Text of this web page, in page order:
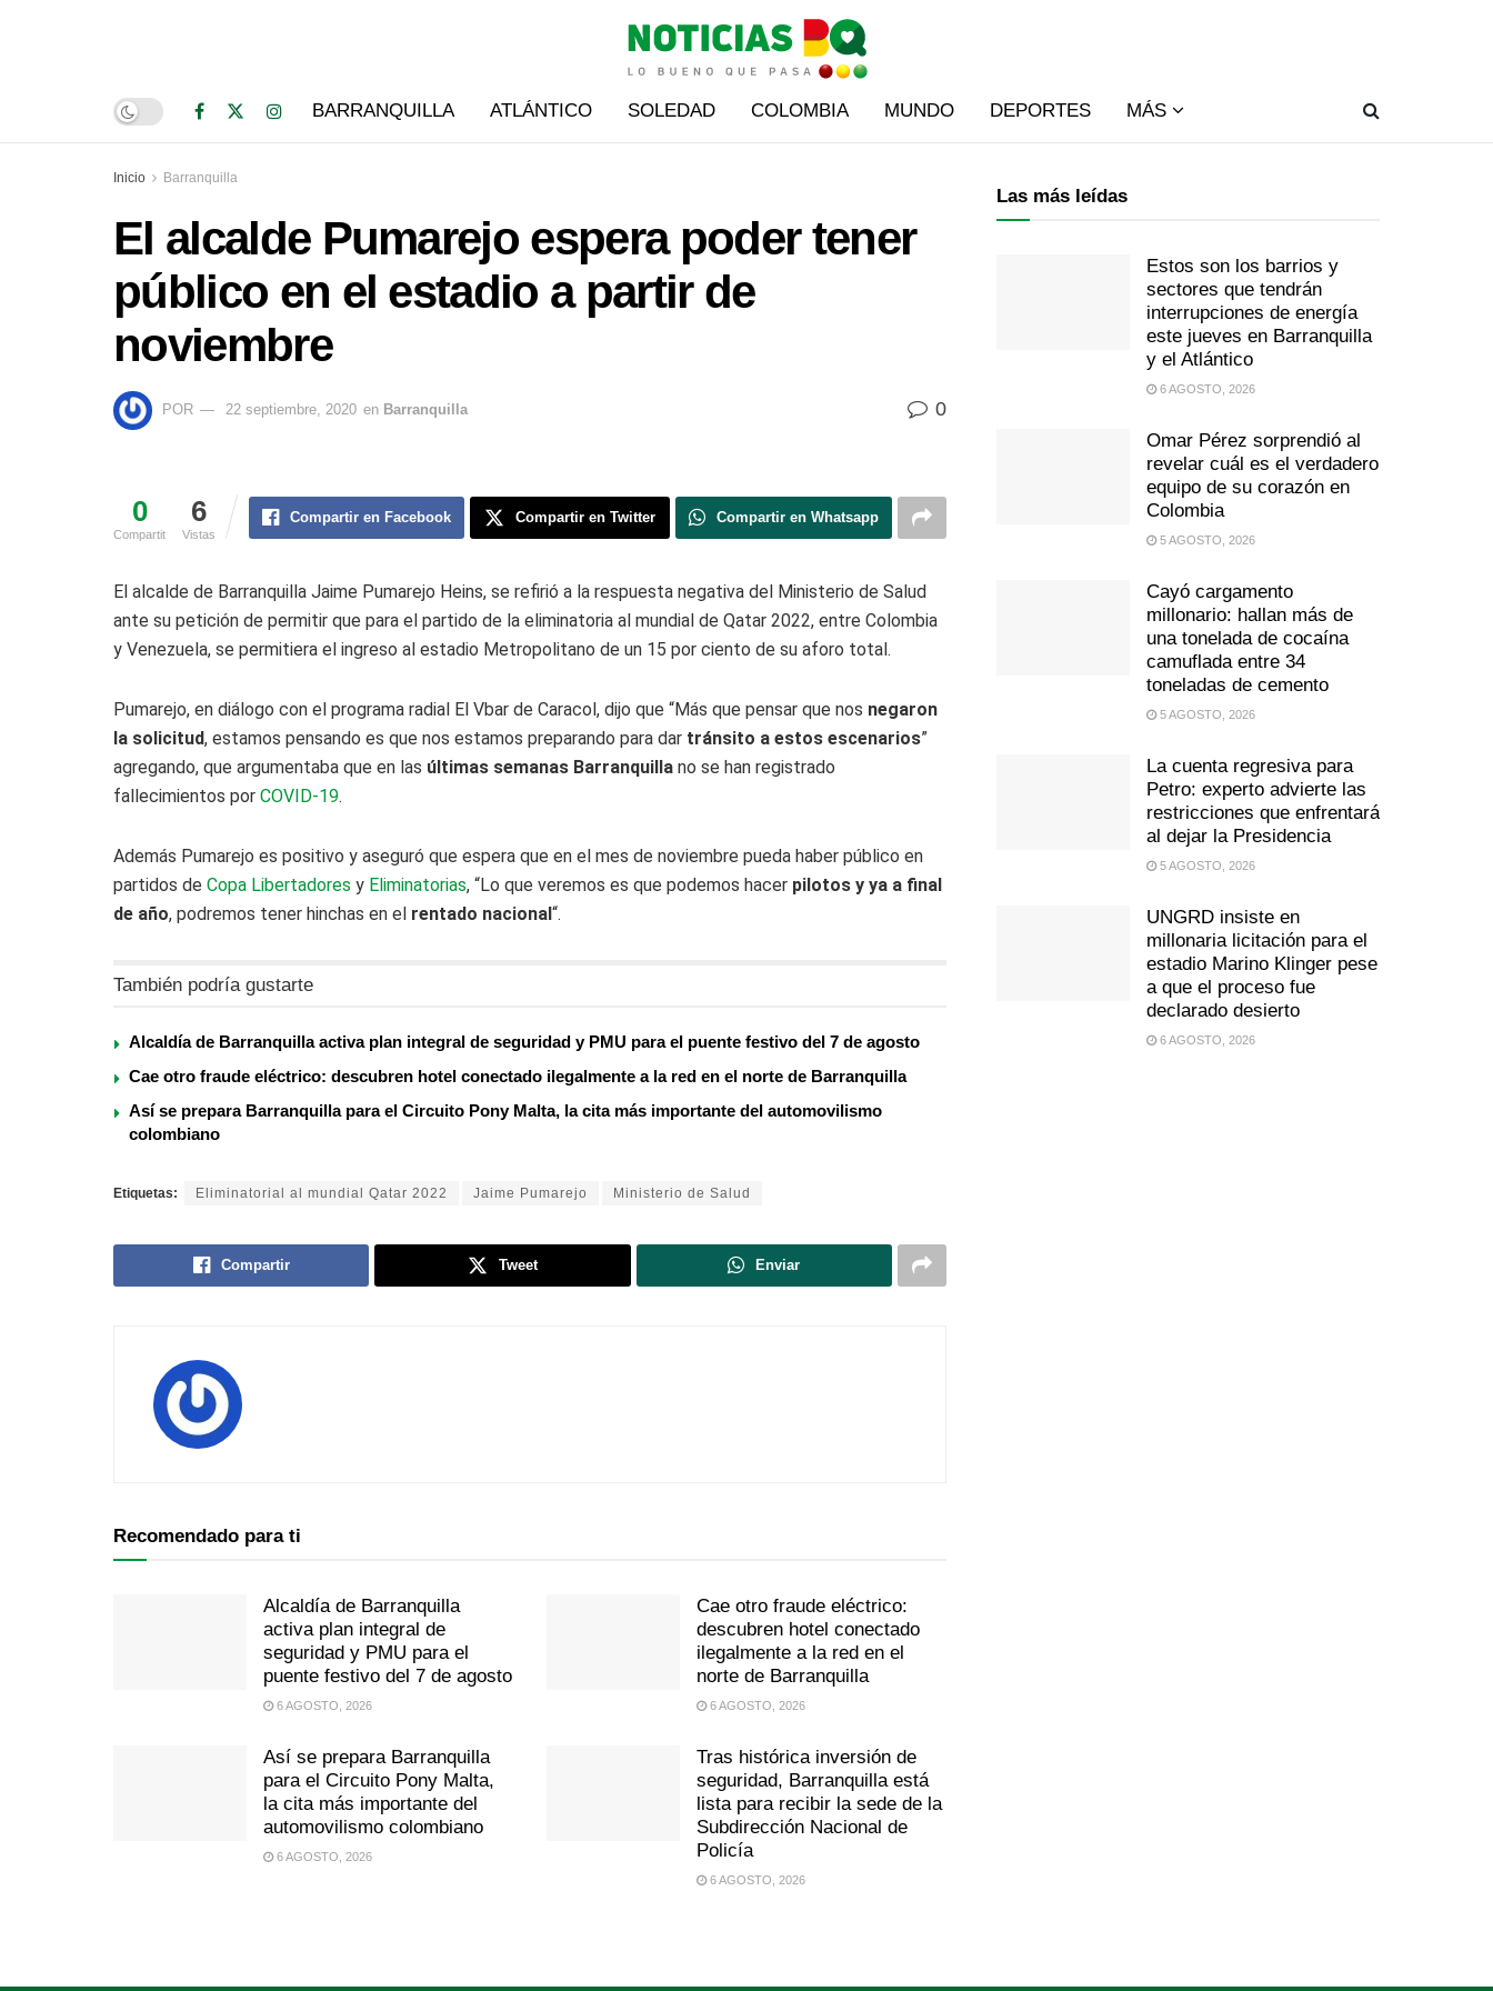
BARRANQUILLA ATLÁNTICO SOLEDAD COLOMBIA MUNDO DEPORTES MÁS
Inicio Barranquilla
El alcalde Pumarejo espera poder tener
público en el estadio a partir de
noviembre
POR 22 septiembre, 2020 en Barranquilla 0
0
Compartit
6
Vistas
Compartir en Facebook Compartir en Twitter Compartir en Whatsapp
El alcalde de Barranquilla Jaime Pumarejo Heins, se refirió a la respuesta negativa del Ministerio de Salud
ante su petición de permitir que para el partido de la eliminatoria al mundial de Qatar 2022, entre Colombia
y Venezuela, se permitiera el ingreso al estadio Metropolitano de un 15 por ciento de su aforo total.
Pumarejo, en diálogo con el programa radial El Vbar de Caracol, dijo que “Más que pensar que nos negaron
la solicitud, estamos pensando es que nos estamos preparando para dar tránsito a estos escenarios”
agregando, que argumentaba que en las últimas semanas Barranquilla no se han registrado
fallecimientos por COVID-19.
Además Pumarejo es positivo y aseguró que espera que en el mes de noviembre pueda haber público en
partidos de Copa Libertadores y Eliminatorias, “Lo que veremos es que podemos hacer pilotos y ya a final
de año, podremos tener hinchas en el rentado nacional“.
También podría gustarte
Alcaldía de Barranquilla activa plan integral de seguridad y PMU para el puente festivo del 7 de agosto
Cae otro fraude eléctrico: descubren hotel conectado ilegalmente a la red en el norte de Barranquilla
Así se prepara Barranquilla para el Circuito Pony Malta, la cita más importante del automovilismo
colombiano
Etiquetas: Eliminatorial al mundial Qatar 2022 Jaime Pumarejo Ministerio de Salud
Compartir Tweet Enviar
Recomendado para ti
Alcaldía de Barranquilla
activa plan integral de
seguridad y PMU para el
puente festivo del 7 de agosto
6 AGOSTO, 2026
Cae otro fraude eléctrico:
descubren hotel conectado
ilegalmente a la red en el
norte de Barranquilla
6 AGOSTO, 2026
Así se prepara Barranquilla
para el Circuito Pony Malta,
la cita más importante del
automovilismo colombiano
6 AGOSTO, 2026
Tras histórica inversión de
seguridad, Barranquilla está
lista para recibir la sede de la
Subdirección Nacional de
Policía
6 AGOSTO, 2026
Las más leídas
Estos son los barrios y
sectores que tendrán
interrupciones de energía
este jueves en Barranquilla
y el Atlántico
6 AGOSTO, 2026
Omar Pérez sorprendió al
revelar cuál es el verdadero
equipo de su corazón en
Colombia
5 AGOSTO, 2026
Cayó cargamento
millonario: hallan más de
una tonelada de cocaína
camuflada entre 34
toneladas de cemento
5 AGOSTO, 2026
La cuenta regresiva para
Petro: experto advierte las
restricciones que enfrentará
al dejar la Presidencia
5 AGOSTO, 2026
UNGRD insiste en
millonaria licitación para el
estadio Marino Klinger pese
a que el proceso fue
declarado desierto
6 AGOSTO, 2026